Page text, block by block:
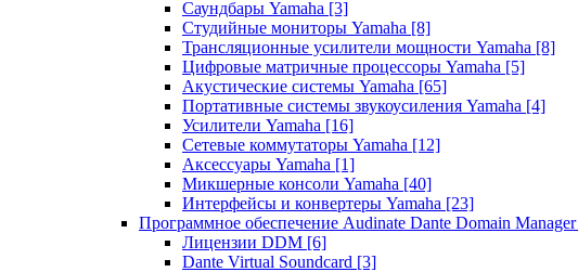
Саундбары Yamaha [3]
Студийные мониторы Yamaha [8]
Трансляционные усилители мощности Yamaha [8]
Цифровые матричные процессоры Yamaha [5]
Акустические системы Yamaha [65]
Портативные системы звукоусиления Yamaha [4]
Усилители Yamaha [16]
Сетевые коммутаторы Yamaha [12]
Аксессуары Yamaha [1]
Микшерные консоли Yamaha [40]
Интерфейсы и конвертеры Yamaha [23]
Программное обеспечение Audinate Dante Domain Manager
Лицензии DDM [6]
Dante Virtual Soundcard [3]